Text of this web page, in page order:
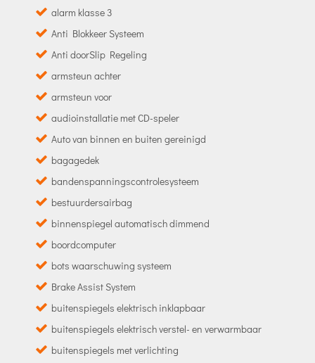
alarm klasse 3
Anti Blokkeer Systeem
Anti doorSlip Regeling
armsteun achter
armsteun voor
audioinstallatie met CD-speler
Auto van binnen en buiten gereinigd
bagagedek
bandenspanningscontrolesysteem
bestuurdersairbag
binnenspiegel automatisch dimmend
boordcomputer
bots waarschuwing systeem
Brake Assist System
buitenspiegels elektrisch inklapbaar
buitenspiegels elektrisch verstel- en verwarmbaar
buitenspiegels met verlichting